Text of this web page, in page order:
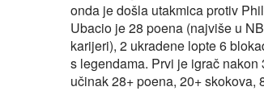
onda je došla utakmica protiv
Ubacio je 28 poena (najviše u
karijeri), 2 ukradene lopte 6
s legendama. Prvi je igrač
učinak 28+ poena, 20+ skokova,